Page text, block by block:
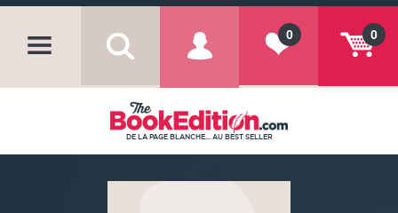
0
0
DE LA PAGE BLANCHE... AU BEST SELLER